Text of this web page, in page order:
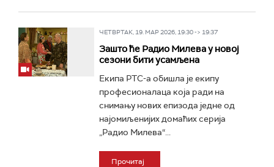
ЧЕТВРТАК, 19. МАР 2026, 19:30 -> 19:37
Зашто ће Радио Милева у новој
сезони бити усамљена
Екипа РТС-а обишла је екипу
професионалаца која ради на
снимању нових епизода једне од
најомиљенијих домаћих серија
„Радио Милева“...
Прочитај